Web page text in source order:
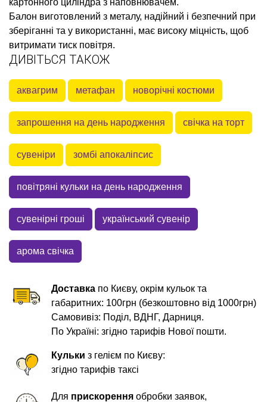
Балон виготовлений з металу, надійний і безпечний при
зберіганні та у використанні, має високу міцність, щоб
витримати тиск повітря.
ДИВІТЬСЯ ТАКОЖ
аквагрим метафан новорічні костюми
запрошення на день народження свічка на торт
сувеніри зомбі апокаліпсис
повітряні кульки на день народження
сувенірні гроші український сувенір
арома свічка
Доставка по Києву, окрім кульок та
габаритних: 100грн (безкоштовно від 1000грн)
Самовивіз: Поділ, ВДНГ, Дарниця.
По Україні: згідно тарифів Нової пошти.
Кульки з гелієм по Києву:
згідно тарифів таксі
Для прискорення обробки заявок,